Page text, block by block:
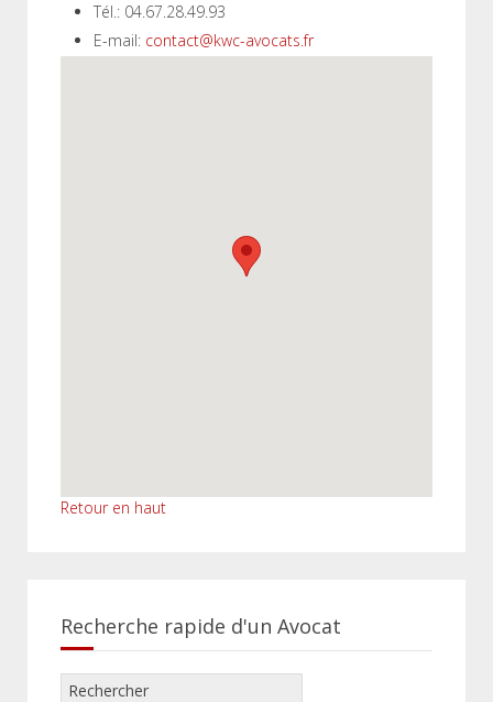
Tél.: 04.67.28.49.93
E-mail: contact@kwc-avocats.fr
Retour en haut
Recherche rapide d'un Avocat